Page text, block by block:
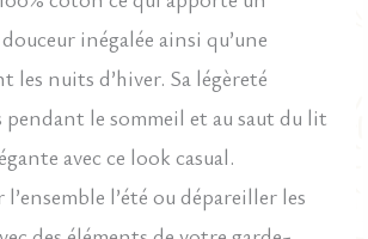
inégalée ainsi qu’une
les nuits d’hiver. Sa légèreté
pendant le sommeil et au saut du lit
avec ce look casual.
l’été ou dépareiller les